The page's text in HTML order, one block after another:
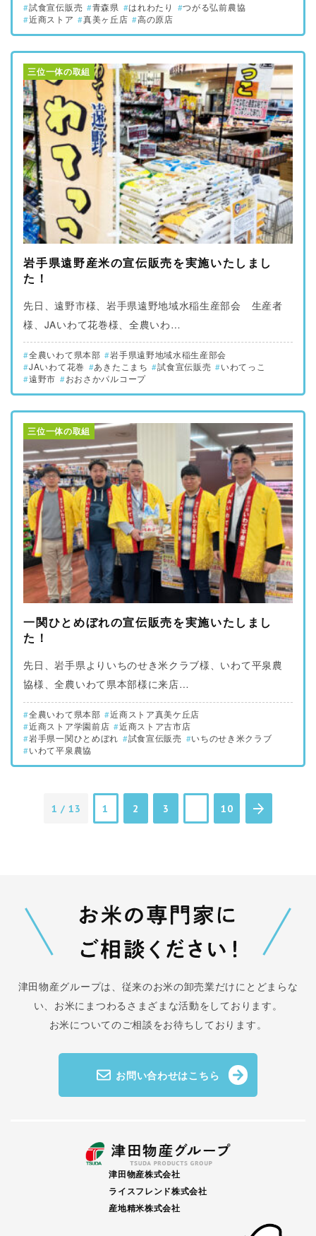
試食宣伝販売 青森県 はれわたり
つがる弘前農協
近商ストア
真美ヶ丘店 高の原店
三位一体の取組
岩手県遠野産米の宣伝販売を実施いたしまし
た！
先日、遠野市様、岩手県遠野地域水稲生産部会 生産者
様、JAいわて花巻様、全農いわ…
全農いわて県本部
岩手県遠野地域水稲生産部会
JAいわて花巻
あきたこまち 試食宣伝販売
いわてっこ
遠野市
おおさかパルコープ
三位一体の取組
一関ひとめぼれの宣伝販売を実施いたしまし
た！
先日、岩手県よりいちのせき米クラブ様、いわて平泉農
協様、全農いわて県本部様に来店…
全農いわて県本部
近商ストア真美ケ丘店
近商ストア学園前店
近商ストア古市店
岩手県一関ひとめぼれ
試食宣伝販売
いちのせき米クラブ
いわて平泉農協
1 / 13 1 2 3 10
津田物産グループは、従来のお米の卸売業だけにとどまらな
い、 お米にまつわるさまざまな活動をしております。
お米についてのご相談をお待ちしております。
お問い合わせはこちら
津田物産株式会社
ライスフレンド株式会社
産地精米株式会社